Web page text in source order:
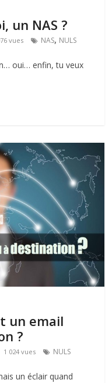
un NAS ?
vues NAS, NULS
oui… enfin, tu veux
un email
?
1 024 vues NULS
un éclair quand